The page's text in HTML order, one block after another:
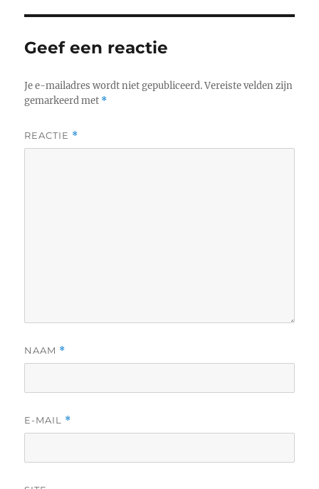
Geef een reactie
Je e-mailadres wordt niet gepubliceerd. Vereiste velden zijn
gemarkeerd met *
REACTIE *
NAAM *
E-MAIL *